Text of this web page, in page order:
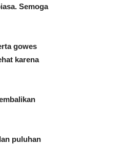
Semoga
gowes
karena
puluhan